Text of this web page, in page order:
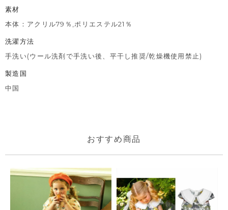
素材
本体：アクリル79％,ポリエステル21％
洗濯方法
手洗い(ウール洗剤で手洗い後、平干し推奨/乾燥機使用禁止)
製造国
中国
おすすめ商品